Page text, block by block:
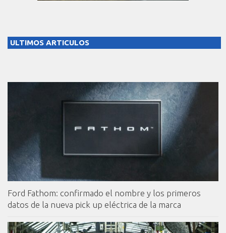
ULTIMOS ARTICULOS
Ford Fathom: confirmado el nombre y los primeros
datos de la nueva pick up eléctrica de la marca